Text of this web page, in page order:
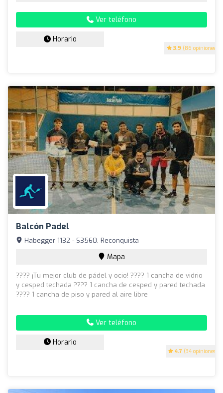
3.9 (86 opiniones)
Ver teléfono
Horario
Balcón Padel
4.7 (34 opiniones)
Habegger 1132 - S3560, Reconquista
Mapa
???? ¡Tu mejor club de pádel y ocio! ????️ 1 cancha de vidrio
y cesped techada ????️ 1 cancha de cesped y pared techada
????️ 1 cancha de piso y pared al aire libre
Ver teléfono
Horario